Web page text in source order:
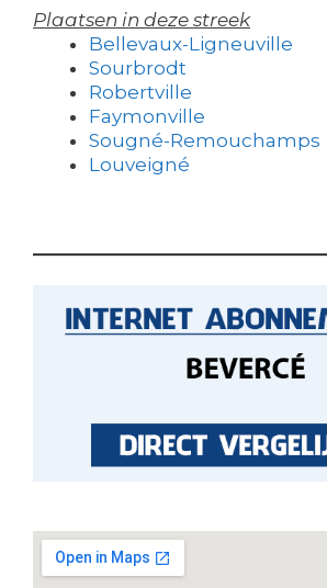
Plaatsen in deze streek
Bellevaux-Ligneuville
Sourbrodt
Robertville
Faymonville
Sougné-Remouchamps
Louveigné